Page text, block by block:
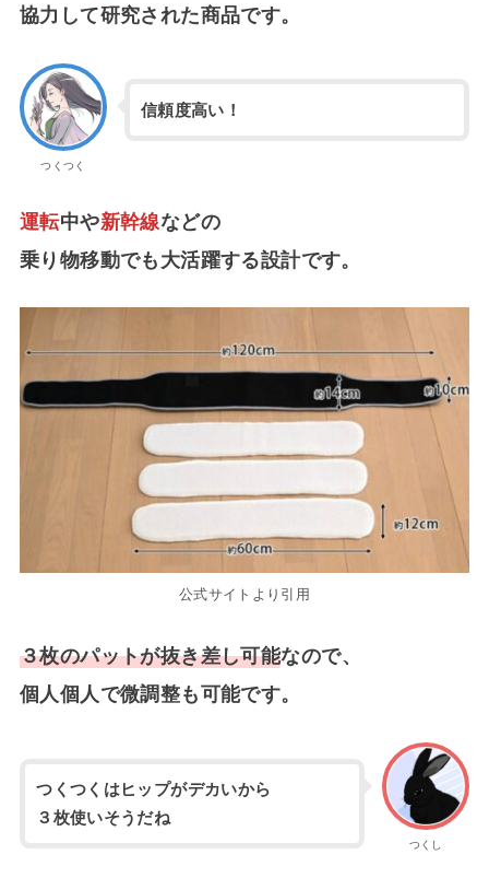
協力して研究された商品です。
つくつく
信頼度高い！
運転中や新幹線などの
乗り物移動でも大活躍する設計です。
公式サイトより引用
３枚のパットが抜き差し可能なので、
個人個人で微調整も可能です。
つくし
つくつくはヒップがデカいから
３枚使いそうだね